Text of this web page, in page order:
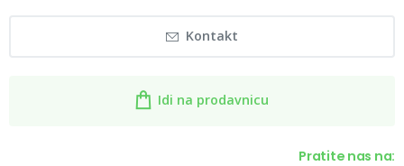
Kontakt
Idi na prodavnicu
Pratite nas na: